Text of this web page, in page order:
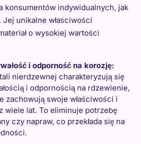
konsumentów indywidualnych, jak
unikalne właściwości
o wysokiej wartości
i odporność na korozję:
nierdzewnej charakteryzują się
i odpornością na rdzewienie,
zachowują swoje właściwości i
wiele lat. To eliminuje potrzebę
czy napraw, co przekłada się na